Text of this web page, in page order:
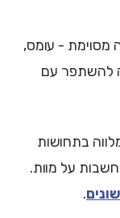
מסוימת - עומס,
להשתפר עם
בתחושות
על מוות.
.